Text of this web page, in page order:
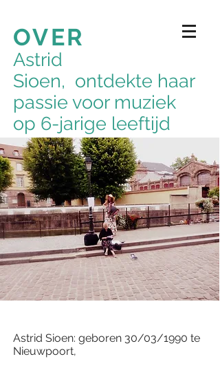
OVER
Astrid
Sioen, ontdekte haar
passie voor muziek
op 6-jarige leeftijd
Astrid Sioen: geboren 30/03/1990 te
Nieuwpoort,